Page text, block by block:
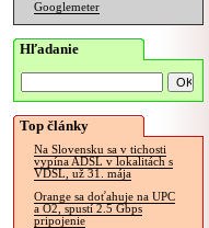
Googlemeter
Hľadanie
Top články
Na Slovensku sa v tichosti
vypína ADSL v lokalitách s
VDSL, už 31. mája
Orange sa doťahuje na UPC
a O2, spustí 2.5 Gbps
pripojenie